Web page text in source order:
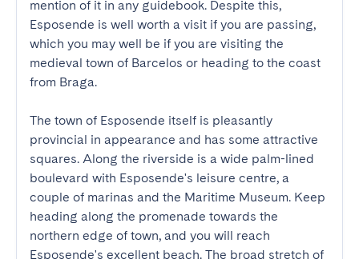
mention of it in any guidebook. Despite this,
Esposende is well worth a visit if you are passing,
which you may well be if you are visiting the
medieval town of Barcelos or heading to the coast
from Braga.
The town of Esposende itself is pleasantly
provincial in appearance and has some attractive
squares. Along the riverside is a wide palm-lined
boulevard with Esposende's leisure centre, a
couple of marinas and the Maritime Museum. Keep
heading along the promenade towards the
northern edge of town, and you will reach
Esposende's excellent beach. The broad stretch of